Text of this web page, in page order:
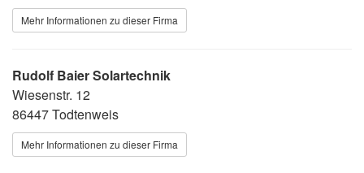
Mehr Informationen zu dieser Firma
Rudolf Baier Solartechnik
Wiesenstr. 12
86447 Todtenweis
Mehr Informationen zu dieser Firma